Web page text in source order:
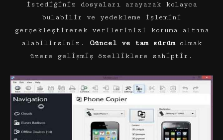
istediğiniz dosyaları arayarak kolayca
bulabilir ve yedekleme işlemini
gerçekleştirerek verilerinizi koruma altına
alabilirsiniz.
Güncel ve tam sürümolmak
üzere gelişmiş özelliklere sahiptir.